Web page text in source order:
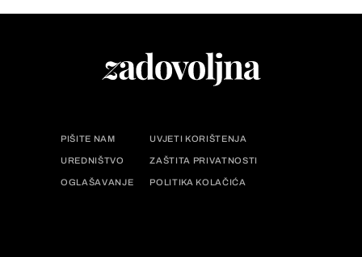
PIŠITE NAM UVJETI KORIŠTENJA
UREDNIŠTVO ZAŠTITA PRIVATNOSTI
OGLAŠAVANJE POLITIKA KOLAČIĆA